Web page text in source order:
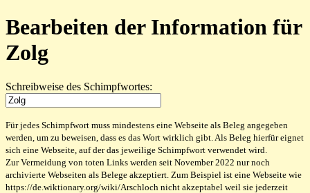
Bearbeiten der Information für
Zolg
Schreibweise des Schimpfwortes:
Für jedes Schimpfwort muss mindestens eine Webseite als Beleg angegeben
werden, um zu beweisen, dass es das Wort wirklich gibt. Als Beleg hierfür eignet
sich eine Webseite, auf der das jeweilige Schimpfwort verwendet wird.
Zur Vermeidung von toten Links werden seit November 2022 nur noch
archivierte Webseiten als Belege akzeptiert. Zum Beispiel ist eine Webseite wie
https://de.wiktionary.org/wiki/Arschloch nicht akzeptabel weil sie jederzeit